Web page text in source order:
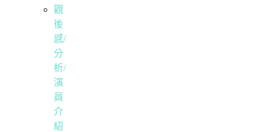
觀
後
感/
分
析/
演
員
介
紹